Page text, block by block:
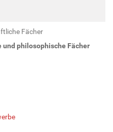
Fächer
philosophische Fächer